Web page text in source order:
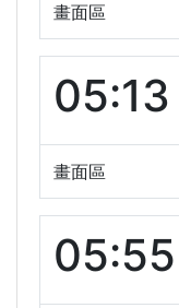
畫面區
畫面區